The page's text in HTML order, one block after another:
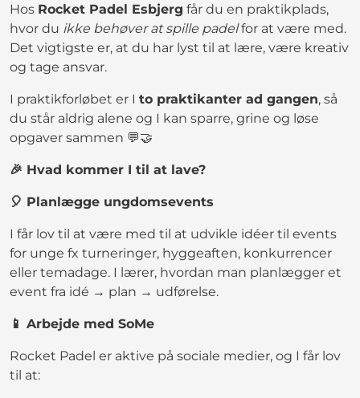
Hos Rocket Padel Esbjerg får du en praktikplads,
hvor du ikke behøver at spille padelfor at være med.
Det vigtigste er, at du har lyst til at lære, være kreativ
og tage ansvar.
I praktikforløbet er I to praktikanter ad gangen, så
du står aldrig alene og I kan sparre, grine og løse
opgaver sammen 💬🤝
🎉 Hvad kommer I til at lave?
🎈 Planlægge ungdomsevents
I får lov til at være med til at udvikle idéer til events
for unge fx turneringer, hyggeaften, konkurrencer
eller temadage. I lærer, hvordan man planlægger et
event fra idé → plan → udførelse.
📱 Arbejde med SoMe
Rocket Padel er aktive på sociale medier, og I får lov
til at: